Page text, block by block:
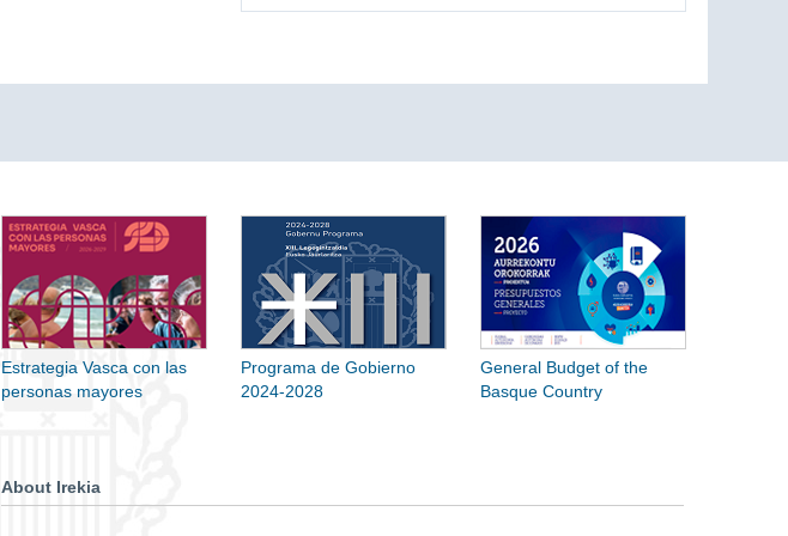
Estrategia Vasca con las
personas mayores
Programa de Gobierno
2024-2028
General Budget of the
Basque Country
About Irekia